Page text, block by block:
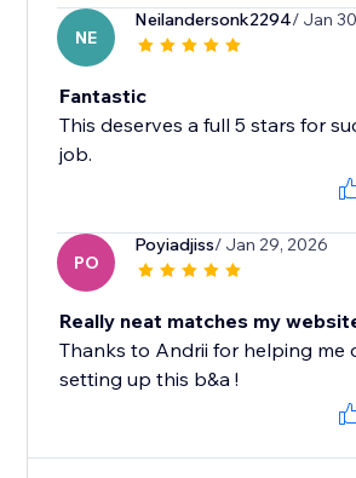
NE
Neilandersonk2294/ Jan
Fantastic
This deserves a full 5 stars for
job.
PO
Poyiadjiss/ Jan 29, 2026
Really neat matches my
Thanks to Andrii for helping me
setting up this b&a !